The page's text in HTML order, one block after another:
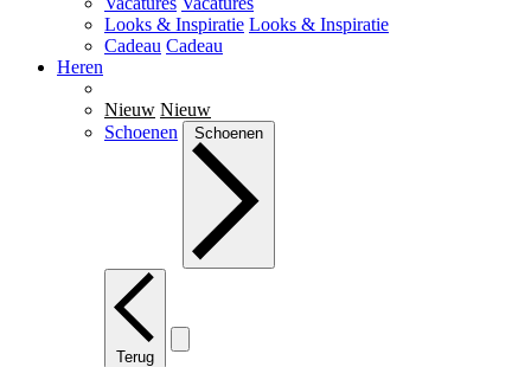
Looks & Inspiratie Looks & Inspiratie
Cadeau Cadeau
Heren
Nieuw Nieuw
Schoenen
Schoenen
Terug